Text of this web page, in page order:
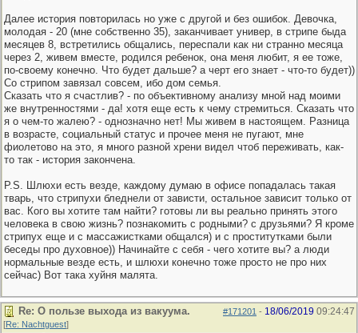
Далее история повторилась но уже с другой и без ошибок. Девочка,
молодая - 20 (мне собственно 35), заканчивает универ, в стрипе быда
месяцев 8, встретились общались, переспали как ни странно месяца
через 2, живем вместе, родился ребенок, она меня любит, я ее тоже,
по-своему конечно. Что будет дальше? а черт его знает - что-то будет))
Со стрипом завязал совсем, ибо дом семья.
Сказать что я счастлив? - по объективному анализу мной над моими
же внутренностями - да! хотя еще есть к чему стремиться. Сказать что
я о чем-то жалею? - однозначно нет! Мы живем в настоящем. Разница
в возрасте, социальный статус и прочее меня не пугают, мне
фиолетово на это, я много разной хрени видел чтоб переживать, как-
то так - история закончена.
P.S. Шлюхи есть везде, каждому думаю в офисе попадалась такая
тварь, что стрипухи бледнели от зависти, остальное зависит только от
вас. Кого вы хотите там найти? готовы ли вы реально принять этого
человека в свою жизнь? познакомить с родными? с друзьями? Я кроме
стрипух еще и с массажистками общался) и с проститутками были
беседы про духовное)) Начинайте с себя - чего хотите вы? а люди
нормальные везде есть, и шлюхи конечно тоже просто не про них
сейчас) Вот така хуйня малята.
#171201 - 18/06/2019 09:24:47
Re: О пользе выхода из вакуума.
[Re: Nachtguest]